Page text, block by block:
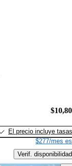
El precio incluye tasas
$277/mes
Verif. disponibilidad